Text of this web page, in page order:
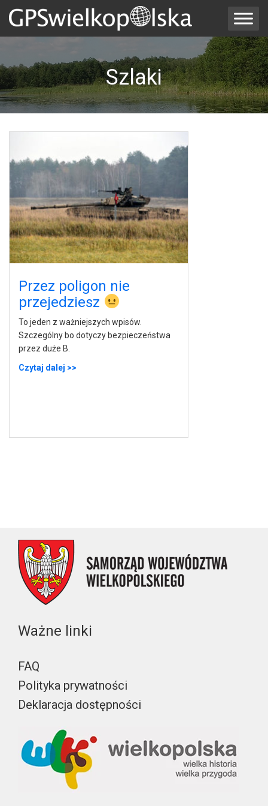
Szlaki
Przez poligon nie
przejedziesz
To jeden z ważniejszych wpisów.
Szczególny bo dotyczy bezpieczeństwa
przez duże B.
Czytaj dalej >>
Ważne linki
FAQ
Polityka prywatności
Deklaracja dostępności